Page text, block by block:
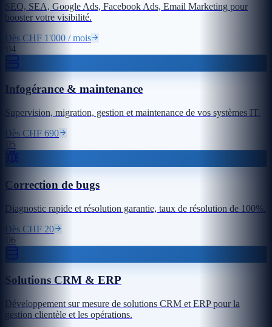
SEO, SEA, Google Ads, Facebook Ads, Email Marketing pour
booster votre visibilité.
Dès CHF 1'000 / mois
04
Infogérance & maintenance
Supervision, migration, gestion et maintenance de vos systèmes IT.
Dès CHF 690
05
Correction de bugs
Diagnostic rapide et résolution garantie, taux de résolution de 100%.
Dès CHF 20
06
Solutions CRM & ERP
Développement sur mesure de solutions CRM et ERP pour la
gestion clientèle et les opérations.